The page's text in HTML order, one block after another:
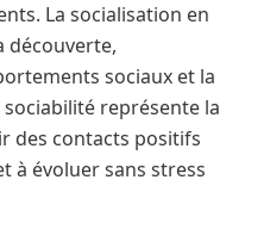
La socialisation en
découverte,
sociaux et la
représente la
des contacts positifs
à évoluer sans stress